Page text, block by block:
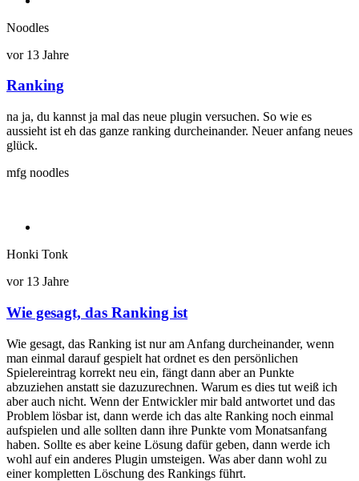
Noodles
vor 13 Jahre
Ranking
na ja, du kannst ja mal das neue plugin versuchen. So wie es
aussieht ist eh das ganze ranking durcheinander. Neuer anfang neues
glück.
mfg noodles
Honki Tonk
vor 13 Jahre
Antwort
Ranking
von
Noodles
Wie gesagt, das Ranking ist
Wie gesagt, das Ranking ist nur am Anfang durcheinander, wenn
man einmal darauf gespielt hat ordnet es den persönlichen
Spielereintrag korrekt neu ein, fängt dann aber an Punkte
abzuziehen anstatt sie dazuzurechnen. Warum es dies tut weiß ich
aber auch nicht. Wenn der Entwickler mir bald antwortet und das
Problem lösbar ist, dann werde ich das alte Ranking noch einmal
aufspielen und alle sollten dann ihre Punkte vom Monatsanfang
haben. Sollte es aber keine Lösung dafür geben, dann werde ich
wohl auf ein anderes Plugin umsteigen. Was aber dann wohl zu
einer kompletten Löschung des Rankings führt.